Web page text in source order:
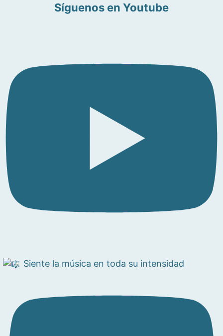
Síguenos en Youtube
Siente la música en toda su intensidad